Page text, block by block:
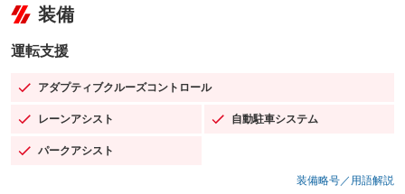
装備
運転支援
アダプティブクルーズコントロール
：装備あり
レーンアシスト
：装備あり 自動駐車システム
：装備あり
パークアシスト
：装備あり
装備略号／用語解説